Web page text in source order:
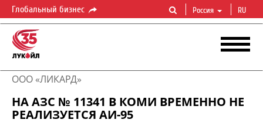
Глобальный бизнес Россия RU
ООО «ЛИКАРД»
НА АЗС № 11341 В КОМИ ВРЕМЕННО НЕ
РЕАЛИЗУЕТСЯ АИ-95